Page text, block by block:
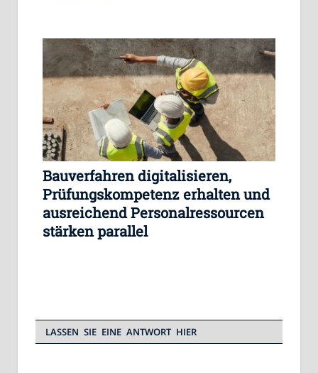
Bauverfahren digitalisieren,
Prüfungskompetenz erhalten und
ausreichend Personalressourcen
stärken parallel
LASSEN SIE EINE ANTWORT HIER